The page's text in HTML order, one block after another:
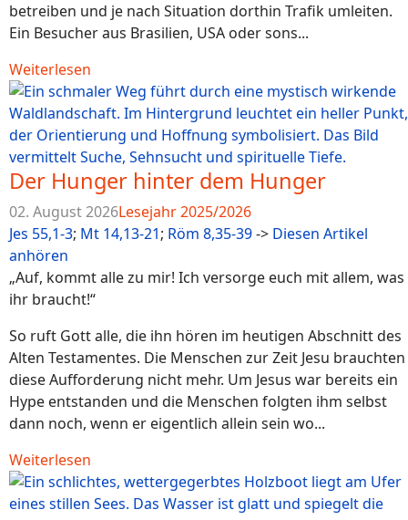
betreiben und je nach Situation dorthin Trafik umleiten.
Ein Besucher aus Brasilien, USA oder sons...
Weiterlesen
Der Hunger hinter dem Hunger
02. August 2026Lesejahr 2025/2026
Jes 55,1-3; Mt 14,13-21; Röm 8,35-39-> Diesen Artikel
anhören
„Auf, kommt alle zu mir! Ich versorge euch mit allem, was
ihr braucht!“
So ruft Gott alle, die ihn hören im heutigen Abschnitt des
Alten Testamentes. Die Menschen zur Zeit Jesu brauchten
diese Aufforderung nicht mehr. Um Jesus war bereits ein
Hype entstanden und die Menschen folgten ihm selbst
dann noch, wenn er eigentlich allein sein wo...
Weiterlesen